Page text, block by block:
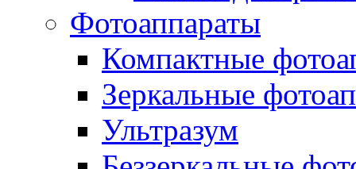
Фотоаппараты
Компактные
Зеркальные
Ультразум